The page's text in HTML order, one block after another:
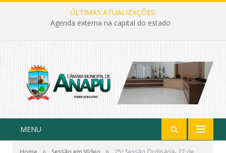
ÚLTIMAS ATUALIZAÇÕES:
Agenda externa na capital do estado
MENU